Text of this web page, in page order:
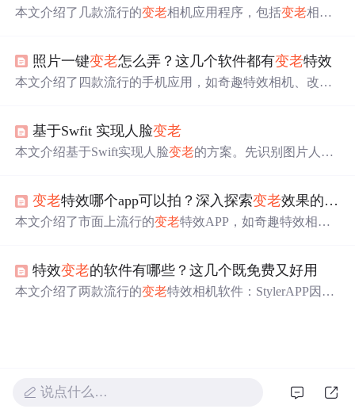
本文介绍了几款流行的变老相机应用程序，包括变老相
提供趣味性的变年轻效果。用户可以轻松下载并尝试，观
察不同年龄阶段的自己，感受时间的魔力。
照片一键变老怎么弄？这几个软件都有变老特效
本文介绍了四款流行的手机应用，如奇趣特效相机、改图
效果，为用户带来创意和娱乐的乐趣，体验时光流转的感
觉。,
基于Swfit 实现人脸变老
本文介绍基于Swift实现人脸变老的方案。先识别图片人脸
OpenGL渲染纹理，采用柔光混合模式。该方案优点是不受
肤色等因素影响，拓展性高，但变老效果离真实有差距。
变老特效哪个app可以拍？深入探索变老效果的应用
本文介绍了市面上流行的变老特效APP，如奇趣特效相
意丰富的优点。
特效变老的软件有哪些？这几个既免费又好用
本文介绍了两款流行的变老特效相机软件：StylerAPP因其
说点什么…